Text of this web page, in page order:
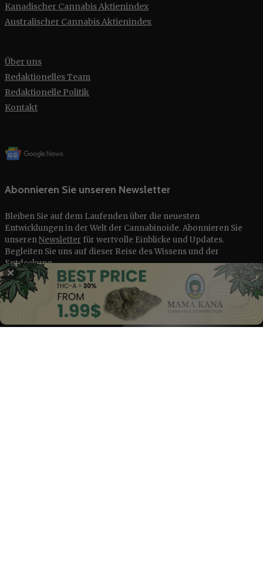
Kanadischer Cannabis Aktienindex
Australischer Cannabis Aktienindex
Über uns
Redaktionelles Team
Redaktionelle Politik
Kontakt
Abonnieren Sie unseren Newsletter
Bleiben Sie auf dem Laufenden über die neuesten
Entwicklungen in der Welt der Cannabinoide. Abonnieren Sie
unserenNewsletter für wertvolle Einblicke und Updates.
Begleiten Sie uns auf dieser Reise des Wissens und der
Entdeckung.
✕